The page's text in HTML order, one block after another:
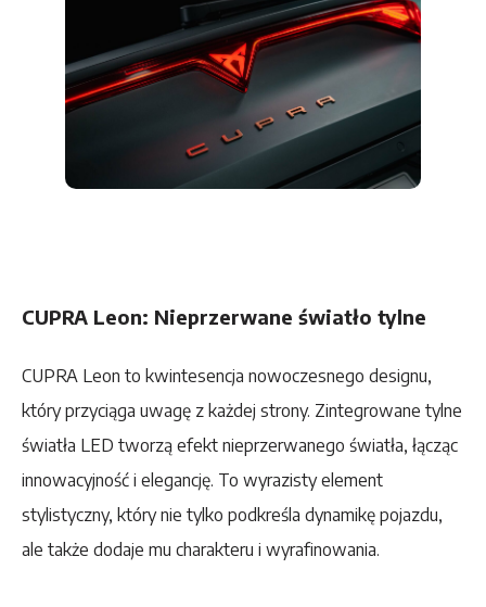
CUPRA Leon: Nieprzerwane światło tylne
CUPRA Leon to kwintesencja nowoczesnego designu,
który przyciąga uwagę z każdej strony. Zintegrowane tylne
światła LED tworzą efekt nieprzerwanego światła, łącząc
innowacyjność i elegancję. To wyrazisty element
stylistyczny, który nie tylko podkreśla dynamikę pojazdu,
ale także dodaje mu charakteru i wyrafinowania.